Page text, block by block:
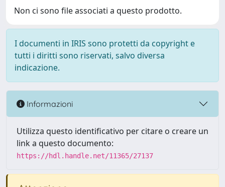
Non ci sono file associati a questo prodotto.
I documenti in IRIS sono protetti da copyright e
tutti i diritti sono riservati, salvo diversa
indicazione.
Informazioni
Utilizza questo identificativo per citare o creare un
link a questo documento:
https://hdl.handle.net/11365/27137